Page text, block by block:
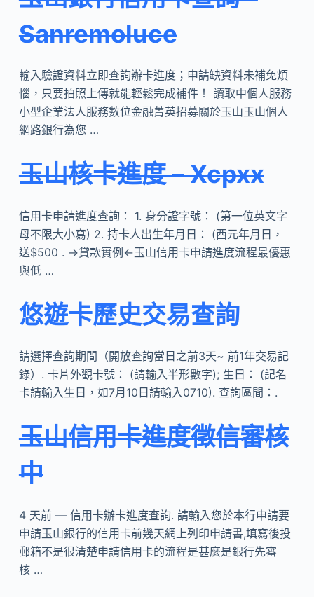
Sanremoluce
輸入驗證資料立即查詢辦卡進度；申請缺資料未補免煩
惱，只要拍照上傳就能輕鬆完成補件！ 讀取中個人服務
小型企業法人服務數位金融菁英招募關於玉山玉山個人
網路銀行為您 …
玉山核卡進度 – Xcpxx
信用卡申請進度查詢： 1. 身分證字號： (第一位英文字
母不限大小寫) 2. 持卡人出生年月日： (西元年月日，
送$500 . →貸款實例←玉山信用卡申請進度流程最優惠
與低 …
悠遊卡歷史交易查詢
請選擇查詢期間（開放查詢當日之前3天~ 前1年交易記
錄）. 卡片外觀卡號： (請輸入半形數字); 生日： (記名
卡請輸入生日，如7月10日請輸入0710). 查詢區間：.
玉山信用卡進度徵信審核
中
4 天前 — 信用卡辦卡進度查詢. 請輸入您於本行申請要
申請玉山銀行的信用卡前幾天網上列印申請書,填寫後投
郵箱不是很清楚申請信用卡的流程是甚麼是銀行先審
核 …